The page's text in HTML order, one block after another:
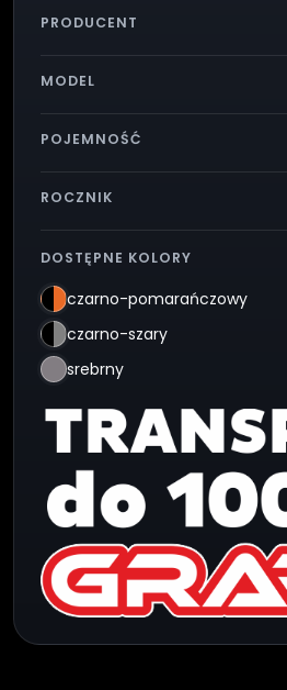
PRODUCENT
MODEL
POJEMNOŚĆ
ROCZNIK
DOSTĘPNE KOLORY
czarno-pomarańczowy
czarno-szary
srebrny